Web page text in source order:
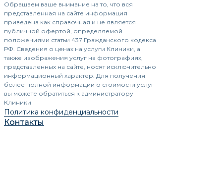
Обращаем ваше внимание на то, что вся
представленная на сайте информация
приведена как справочная и не является
публичной офертой, определяемой
положениями статьи 437 Гражданского кодекса
РФ. Сведения о ценах на услуги Клиники, а
также изображения услуг на фотографиях,
представленных на сайте, носят исключительно
информационный характер. Для получения
более полной информации о стоимости услуг
вы можете обратиться к администратору
Клиники
Политика конфиденциальности
Контакты